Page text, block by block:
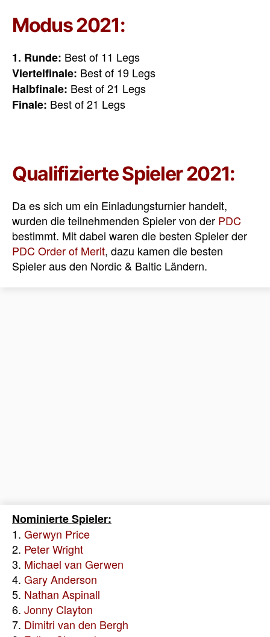
Modus 2021:
1. Runde: Best of 11 Legs
Viertelfinale: Best of 19 Legs
Halbfinale: Best of 21 Legs
Finale: Best of 21 Legs
Qualifizierte Spieler 2021:
Da es sich um ein Einladungsturnier handelt,
wurden die teilnehmenden Spieler von der PDC
bestimmt. Mit dabei waren die besten Spieler der
PDC Order of Merit, dazu kamen die besten
Spieler aus den Nordic & Baltic Ländern.
Nominierte Spieler:
1. Gerwyn Price
2. Peter Wright
3. Michael van Gerwen
4. Gary Anderson
5. Nathan Aspinall
6. Jonny Clayton
7. Dimitri van den Bergh